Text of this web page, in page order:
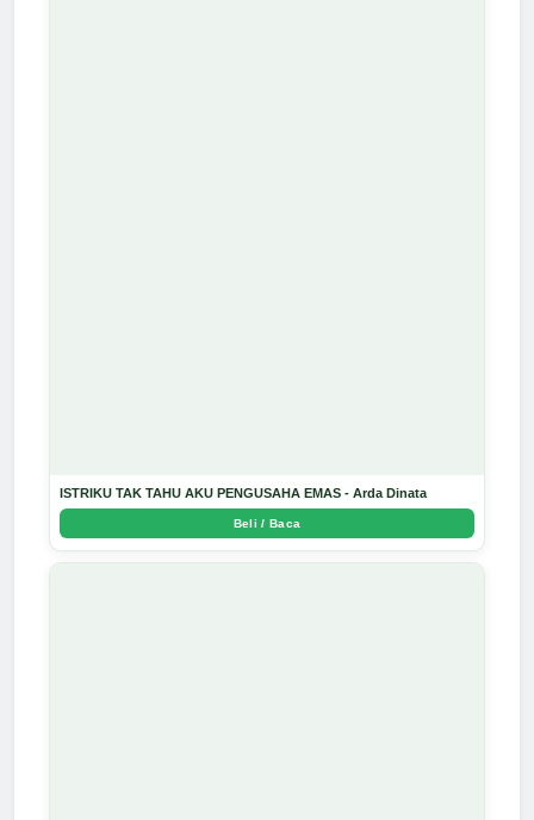
ISTRIKU TAK TAHU AKU PENGUSAHA EMAS - Arda Dinata
Beli / Baca